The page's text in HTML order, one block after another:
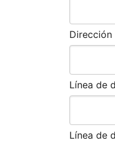
Línea de
Línea de